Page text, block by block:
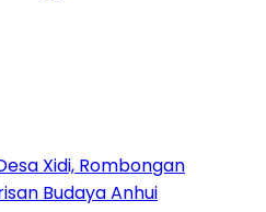
Xidi, Rombongan
Budaya Anhui